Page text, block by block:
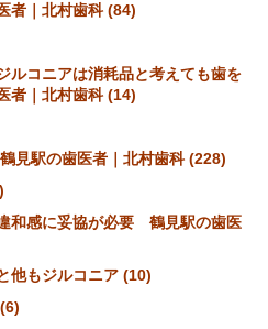
者｜北村歯科 (84)
コニアは消耗品と考えても歯を
者｜北村歯科 (14)
見駅の歯医者｜北村歯科 (228)
和感に妥協が必要 鶴見駅の歯医
他もジルコニア (10)